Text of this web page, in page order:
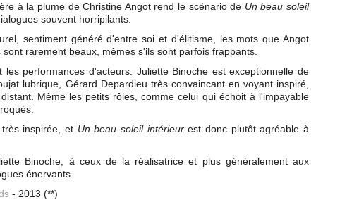
à la plume de Christine Angot rend le scénario de Un beau soleil
souvent horripilants.
sentiment généré d'entre soi et d'élitisme, les mots que Angot
rarement beaux, mêmes s'ils sont parfois frappants.
performances d'acteurs. Juliette Binoche est exceptionnelle de
lubrique, Gérard Depardieu très convaincant en voyant inspiré,
Même les petits rôles, comme celui qui échoit à l'impayable
inspirée, et Un beau soleil intérieurest donc plutôt agréable à
Binoche, à ceux de la réalisatrice et plus généralement aux
énervants.
- 2013 (**)